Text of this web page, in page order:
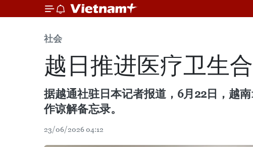
社会
越日推进医疗卫生
据越通社驻日本记者报道，6月22日，越
作谅解备忘录。
23/06/2026 04:12